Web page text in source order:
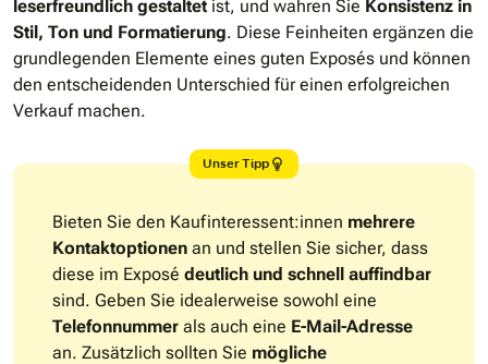
leserfreundlich gestaltet ist, und wahren Sie Konsistenz in
Stil, Ton und Formatierung. Diese Feinheiten ergänzen die
grundlegenden Elemente eines guten Exposés und können
den entscheidenden Unterschied für einen erfolgreichen
Verkauf machen.
Unser Tipp
Bieten Sie den Kaufinteressent:innen mehrere
Kontaktoptionen an und stellen Sie sicher, dass
diese im Exposé deutlich und schnell auffindbar
sind. Geben Sie idealerweise sowohl eine
Telefonnummer als auch eine E-Mail-Adresse
an. Zusätzlich sollten Sie mögliche